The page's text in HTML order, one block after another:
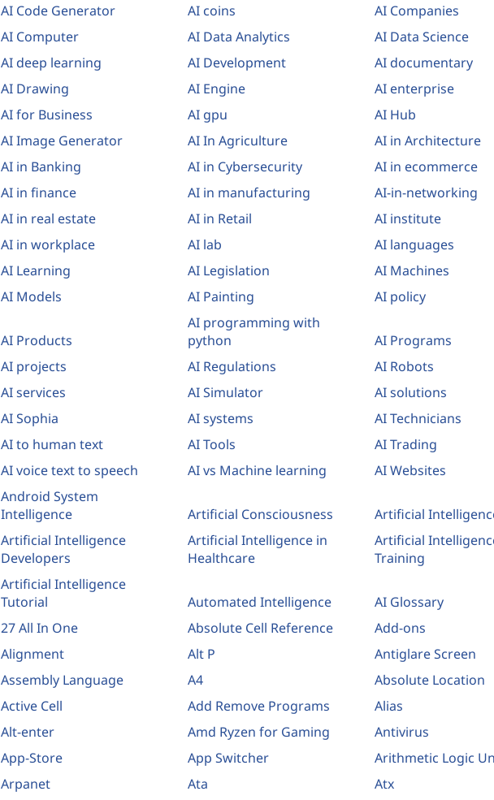
AI Code Generator
AI coins
AI Companies
AI Computer
AI Data Analytics
AI Data Science
AI deep learning
AI Development
AI documentary
AI Drawing
AI Engine
AI enterprise
AI for Business
AI gpu
AI Hub
AI Image Generator
AI In Agriculture
AI in Architecture
AI in Banking
AI in Cybersecurity
AI in ecommerce
AI in finance
AI in manufacturing
AI-in-networking
AI in real estate
AI in Retail
AI institute
AI in workplace
AI lab
AI languages
AI Learning
AI Legislation
AI Machines
AI Models
AI Painting AI policy
AI Products
AI programming with
python
AI Programs
AI projects
AI Regulations
AI Robots
AI services
AI Simulator
AI solutions
AI Sophia
AI systems
AI Technicians
AI to human text
AI Tools
AI Trading
AI voice text to speech
AI vs Machine learning
AI Websites
Android System
Intelligence
Artificial Consciousness
Artificial
Artificial Intelligence
Developers
Artificial Intelligence in
Healthcare
Artificial
Training
Artificial Intelligence
Tutorial
Automated Intelligence
AI Glossary
27 All In One
Absolute Cell Reference
Add-ons
Alignment
Alt P
Antiglare Screen
Assembly Language
A4
Absolute Location
Active Cell
Add Remove Programs
Alias
Alt-enter
Amd Ryzen for Gaming
Antivirus
App-Store
App Switcher
Arithmetic Logic
Arpanet
Ata
Atx